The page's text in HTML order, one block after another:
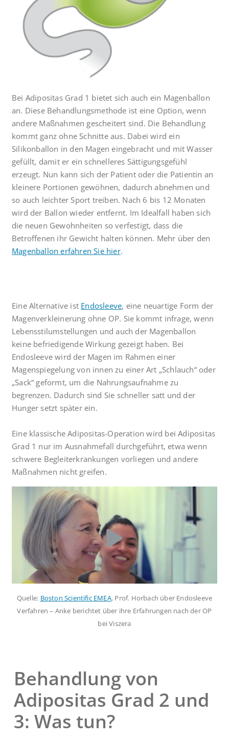
Bei Adipositas Grad 1 bietet sich auch ein Magenballon
an. Diese Behandlungsmethode ist eine Option, wenn
andere Maßnahmen gescheitert sind. Die Behandlung
kommt ganz ohne Schnitte aus. Dabei wird ein
Silikonballon in den Magen eingebracht und mit Wasser
gefüllt, damit er ein schnelleres Sättigungsgefühl
erzeugt. Nun kann sich der Patient oder die Patientin an
kleinere Portionen gewöhnen, dadurch abnehmen und
so auch leichter Sport treiben. Nach 6 bis 12 Monaten
wird der Ballon wieder entfernt. Im Idealfall haben sich
die neuen Gewohnheiten so verfestigt, dass die
Betroffenen ihr Gewicht halten können. Mehr über den
Magenballon erfahren Sie hier.
Eine Alternative ist Endosleeve, eine neuartige Form der
Magenverkleinerung ohne OP. Sie kommt infrage, wenn
Lebensstilumstellungen und auch der Magenballon
keine befriedigende Wirkung gezeigt haben. Bei
Endosleeve wird der Magen im Rahmen einer
Magenspiegelung von innen zu einer Art „Schlauch“ oder
„Sack“ geformt, um die Nahrungsaufnahme zu
begrenzen. Dadurch sind Sie schneller satt und der
Hunger setzt später ein.
Eine klassische Adipositas-Operation wird bei Adipositas
Grad 1 nur im Ausnahmefall durchgeführt, etwa wenn
schwere Begleiterkrankungen vorliegen und andere
Maßnahmen nicht greifen.
Quelle: Boston Scientific EMEA, Prof. Horbach über Endosleeve
Verfahren – Anke berichtet über ihre Erfahrungen nach der OP
bei Viszera
Behandlung von
Adipositas Grad 2 und
3: Was tun?